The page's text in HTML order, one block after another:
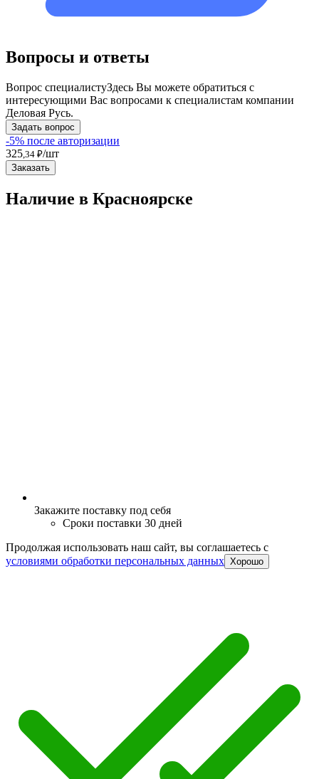
Вопросы и ответы
Вопрос специалистуЗдесь Вы можете обратиться с
интересующими Вас вопросами к специалистам компании
Деловая Русь.
Задать вопрос
-5% после авторизации
325 ,34 ₽/шт
Заказать
Наличие в Красноярскe
Закажите поставку под себя
Сроки поставки 30 дней
Продолжая использовать наш сайт, вы соглашаетесь c
условиями обработки персональных данных Хорошо